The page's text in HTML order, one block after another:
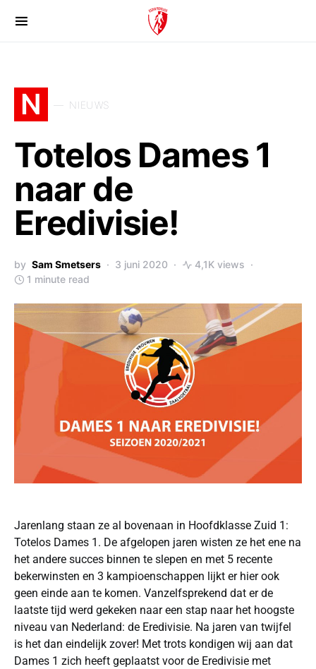
N NIEUWS
Totelos Dames 1
naar de
Eredivisie!
by Sam Smetsers 3 juni 2020
4,1K views
1 minute read
Jarenlang staan ze al bovenaan in Hoofdklasse Zuid 1:
Totelos Dames 1. De afgelopen jaren wisten ze het ene na
het andere succes binnen te slepen en met 5 recente
bekerwinsten en 3 kampioenschappen lijkt er hier ook
geen einde aan te komen. Vanzelfsprekend dat er de
laatste tijd werd gekeken naar een stap naar het hoogste
niveau van Nederland: de Eredivisie. Na jaren van twijfel
is het dan eindelijk zover! Met trots kondigen wij aan dat
Dames 1 zich heeft geplaatst voor de Eredivisie met